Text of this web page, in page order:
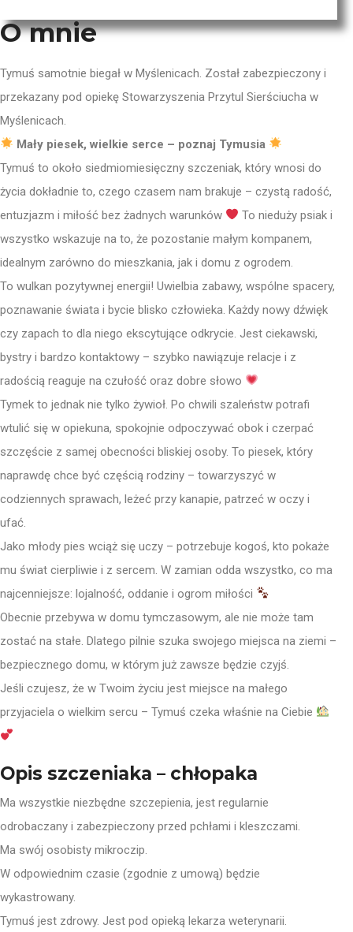
O mnie
Tymuś samotnie biegał w Myślenicach. Został zabezpieczony i
przekazany pod opiekę Stowarzyszenia Przytul Sierściucha w
Myślenicach.
Mały piesek, wielkie serce – poznaj Tymusia
Tymuś to około siedmiomiesięczny szczeniak, który wnosi do
życia dokładnie to, czego czasem nam brakuje – czystą radość,
entuzjazm i miłość bez żadnych warunków
To nieduży psiak i
wszystko wskazuje na to, że pozostanie małym kompanem,
idealnym zarówno do mieszkania, jak i domu z ogrodem.
To wulkan pozytywnej energii! Uwielbia zabawy, wspólne spacery,
poznawanie świata i bycie blisko człowieka. Każdy nowy dźwięk
czy zapach to dla niego ekscytujące odkrycie. Jest ciekawski,
bystry i bardzo kontaktowy – szybko nawiązuje relacje i z
radością reaguje na czułość oraz dobre słowo
Tymek to jednak nie tylko żywioł. Po chwili szaleństw potrafi
wtulić się w opiekuna, spokojnie odpoczywać obok i czerpać
szczęście z samej obecności bliskiej osoby. To piesek, który
naprawdę chce być częścią rodziny – towarzyszyć w
codziennych sprawach, leżeć przy kanapie, patrzeć w oczy i
ufać.
Jako młody pies wciąż się uczy – potrzebuje kogoś, kto pokaże
mu świat cierpliwie i z sercem. W zamian odda wszystko, co ma
najcenniejsze: lojalność, oddanie i ogrom miłości
Obecnie przebywa w domu tymczasowym, ale nie może tam
zostać na stałe. Dlatego pilnie szuka swojego miejsca na ziemi –
bezpiecznego domu, w którym już zawsze będzie czyjś.
Jeśli czujesz, że w Twoim życiu jest miejsce na małego
przyjaciela o wielkim sercu – Tymuś czeka właśnie na Ciebie
Opis szczeniaka – chłopaka
Ma wszystkie niezbędne szczepienia, jest regularnie
odrobaczany i zabezpieczony przed pchłami i kleszczami.
Ma swój osobisty mikroczip.
W odpowiednim czasie (zgodnie z umową) będzie
wykastrowany.
Tymuś jest zdrowy. Jest pod opieką lekarza weterynarii.